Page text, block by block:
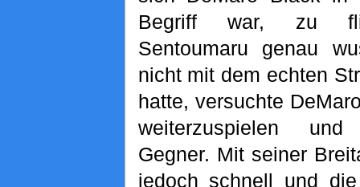
Begriff war, zu
Sentoumaru genau
nicht mit dem echten
hatte, versuchte
weiterzuspielen
Gegner. Mit seiner
jedoch schnell und